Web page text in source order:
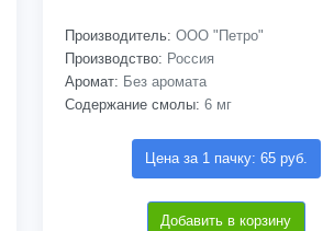
Производитель: ООО "Петро"
Производство: Россия
Аромат: Без аромата
Содержание смолы: 6 мг
Цена за 1 пачку: 65 руб.
Добавить в корзину